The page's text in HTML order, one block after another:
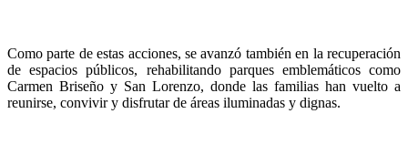
Como parte de estas acciones, se avanzó también en la recuperación
de espacios públicos, rehabilitando parques emblemáticos como
Carmen Briseño y San Lorenzo, donde las familias han vuelto a
reunirse, convivir y disfrutar de áreas iluminadas y dignas.